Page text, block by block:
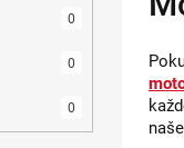
0
0
0